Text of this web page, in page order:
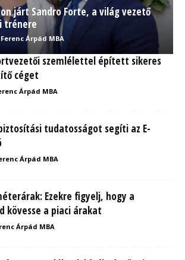
járt Sandro Forte, a világ vezető
trénere
Árpád MBA
szemlélettel épített sikeres
céget
Árpád MBA
tudatosságot segíti az E-
Árpád MBA
Ezekre figyelj, hogy a
kövesse a piaci árakat
Árpád MBA